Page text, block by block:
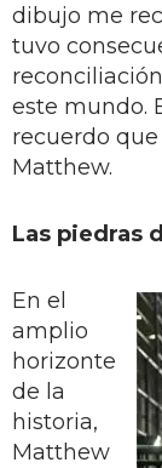
dibujo me
tuvo
este mundo.
recuerdo
Matthew.
Las piedras
En el
amplio
horizonte
de la
historia,
Matthew